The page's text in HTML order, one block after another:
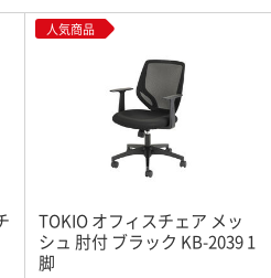
人気商品
TOKIO オフィスチェア メッ
シュ 肘付 ブラック KB-2039 1
脚